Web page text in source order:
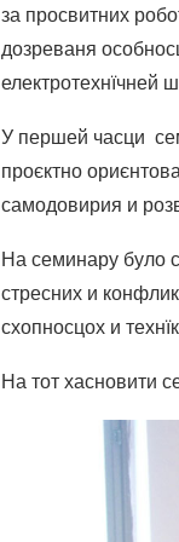
за просвитних
дозреваня
електротехнїчней
У першей часци
проєктно
самодовирия и
На семинару було
стресних и
схопносцох и
На тот хасновити